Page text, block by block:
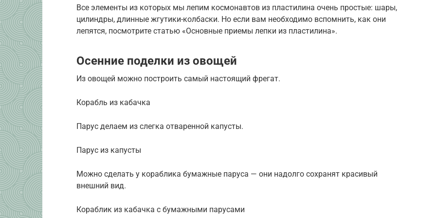
Все элементы из которых мы лепим космонавтов из пластилина очень простые: шары,
цилиндры, длинные жгутики-колбаски. Но если вам необходимо вспомнить, как они
лепятся, посмотрите статью «Основные приемы лепки из пластилина».
Осенние поделки из овощей
Из овощей можно построить самый настоящий фрегат.
Корабль из кабачка
Парус делаем из слегка отваренной капусты.
Парус из капусты
Можно сделать у кораблика бумажные паруса — они надолго сохранят красивый
внешний вид.
Кораблик из кабачка с бумажными парусами